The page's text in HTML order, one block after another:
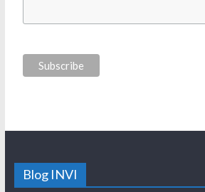
Blog INVI